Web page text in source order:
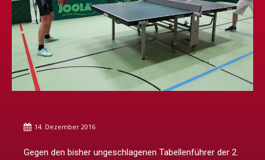
14. Dezember 2016
Gegen den bisher ungeschlagenen Tabellenführer der 2.